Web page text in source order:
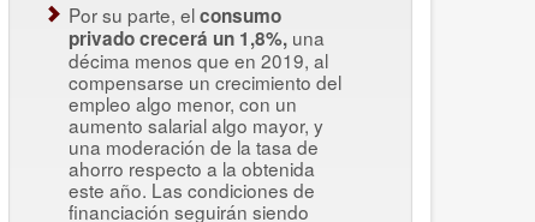
Por su parte, elconsumo
privado crecerá un 1,8%, una
décima menos que en 2019, al
compensarse un crecimiento del
empleo algo menor, con un
aumento salarial algo mayor, y
una moderación de la tasa de
ahorro respecto a la obtenida
este año. Las condiciones de
financiación seguirán siendo